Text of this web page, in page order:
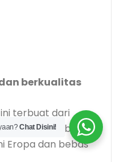
berkualitas
terbuat dari
kualitas terbaik
Eropa dan bebas
Chat Disini!